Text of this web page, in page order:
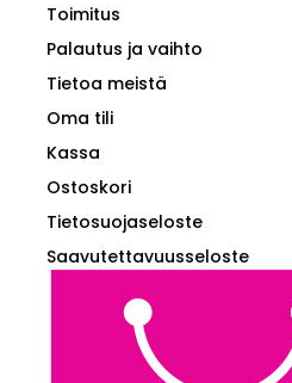
Toimitus
Palautus ja vaihto
Tietoa meistä
Oma tili
Kassa
Ostoskori
Tietosuojaseloste
Saavutettavuusseloste